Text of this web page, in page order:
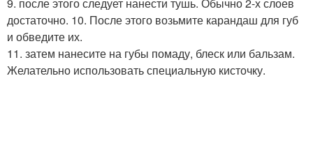
достаточно. 10. После этого возьмите карандаш для губ
и обведите их.
11. затем нанесите на губы помаду, блеск или бальзам.
Желательно использовать специальную кисточку.